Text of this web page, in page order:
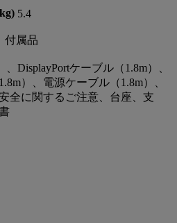
5.4
付属品
DisplayPortケーブル（1.8m）、
）、電源ケーブル（1.8m）、
全に関するご注意、台座、支